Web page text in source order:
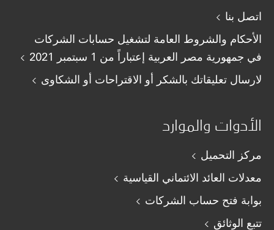
اتصل بنا
الأحكام والشروط العامة لتشغيل حسابات الشركات
في جمهورية مصر العربية إعتباراً من 1 سبتمبر 2021
لارسال تعليقاتك بالشكر أو الاقتراحات أو الشكاوى
الأدوات والموارد
مركز التحميل
معدلات العائد الائتماني القياسية
بوابة فتح حساب الشركات
تتبع الوثائق